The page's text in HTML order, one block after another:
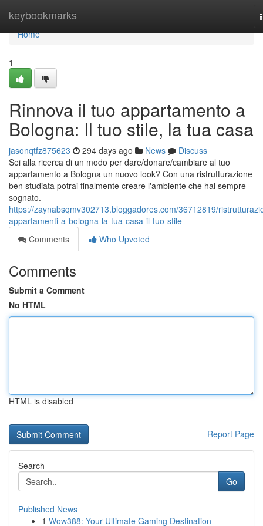
keybookmarks
Home
Home
1
Rinnova il tuo appartamento a
Bologna: Il tuo stile, la tua casa
jasonqtfz875623 294 days ago News
Discuss
Sei alla ricerca di un modo per dare/donare/cambiare al tuo
appartamento a Bologna un nuovo look? Con una ristrutturazione
ben studiata potrai finalmente creare l'ambiente che hai sempre
sognato.
https://zaynabsqmv302713.bloggadores.com/36712819/
appartamenti-a-bologna-la-tua-casa-il-tuo-stile
Comments
Who Upvoted
Comments
Submit a Comment
No HTML
HTML is disabled
Report Page
Search
Go
Published News
1 Wow388: Your Ultimate Gaming Destination